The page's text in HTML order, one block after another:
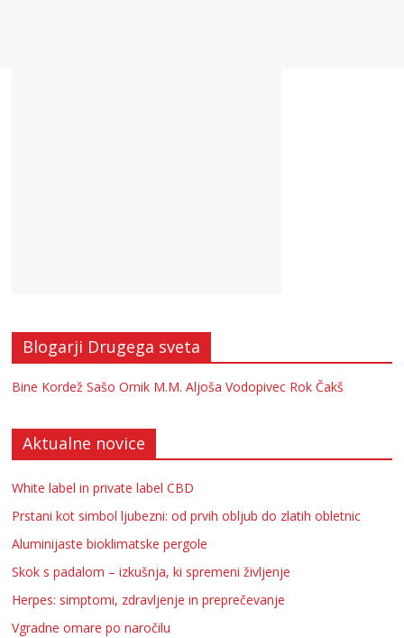
Blogarji Drugega sveta
Bine Kordež Sašo Ornik M.M. Aljoša Vodopivec Rok Čakš
Aktualne novice
White label in private label CBD
Prstani kot simbol ljubezni: od prvih obljub do zlatih obletnic
Aluminijaste bioklimatske pergole
Skok s padalom – izkušnja, ki spremeni življenje
Herpes: simptomi, zdravljenje in preprečevanje
Vgradne omare po naročilu